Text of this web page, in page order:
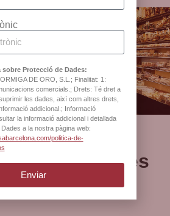
oficial de la
de Barcelona
els nostres
clients?
Protecció de Dades:
DE ORO, S.L.; Finalitat: 1:
comercials.; Drets: Té dret a
les dades, així com altres drets,
addicional.; Informació
la informació addicional i detallada
a la nostra pàgina web:
politica-de-
Enviar